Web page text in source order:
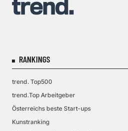
RANKINGS
trend. Top500
trend.Top Arbeitgeber
Österreichs beste Start-ups
Kunstranking